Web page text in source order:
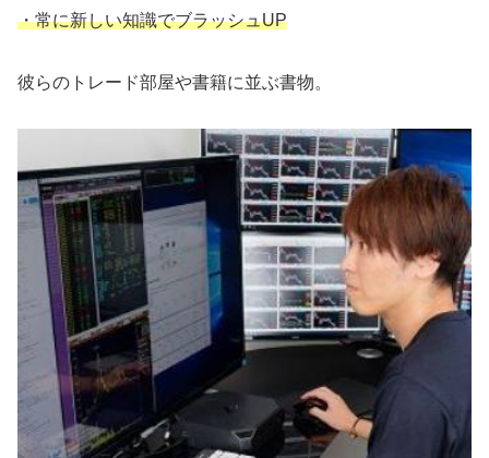
・常に新しい知識でブラッシュUP
彼らのトレード部屋や書籍に並ぶ書物。